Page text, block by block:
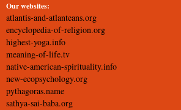
Our websites:
atlantis-and-atlanteans.org
encyclopedia-of-religion.org
highest-yoga.info
meaning-of-life.tv
native-american-spirituality.info
new-ecopsychology.org
pythagoras.name
sathya-sai-baba.org